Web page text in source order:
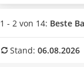
Matcha-Set
MCT-Öl
Backen wird pro
benötigt. Doch
1 - 2 von 14: Beste
Stand: 06.08.2026